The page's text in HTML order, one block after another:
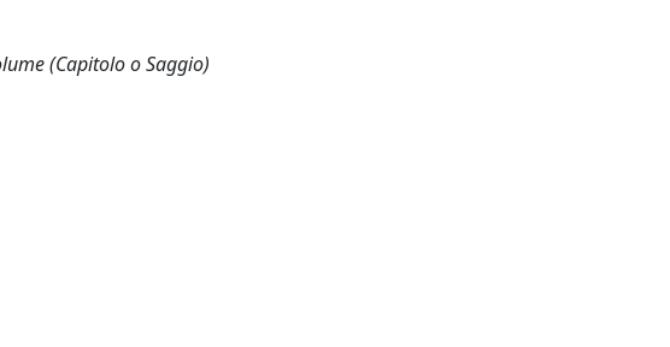
(Capitolo o Saggio)